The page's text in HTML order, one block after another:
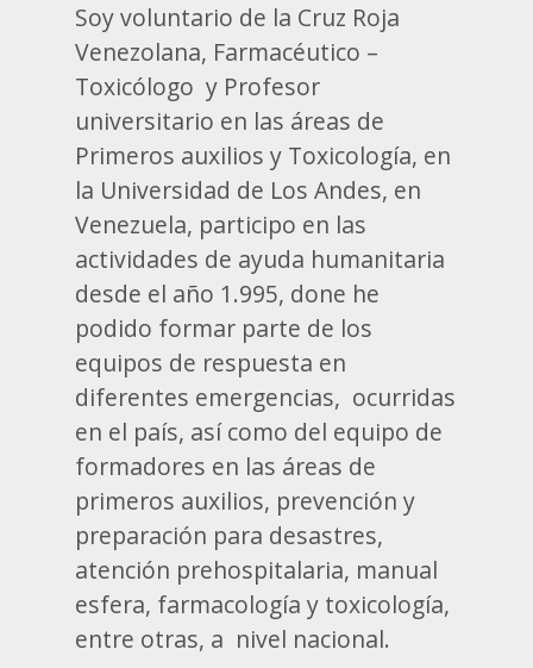
Soy voluntario de la Cruz Roja
Venezolana, Farmacéutico –
Toxicólogo y Profesor
universitario en las áreas de
Primeros auxilios y Toxicología, en
la Universidad de Los Andes, en
Venezuela, participo en las
actividades de ayuda humanitaria
desde el año 1.995, done he
podido formar parte de los
equipos de respuesta en
diferentes emergencias, ocurridas
en el país, así como del equipo de
formadores en las áreas de
primeros auxilios, prevención y
preparación para desastres,
atención prehospitalaria, manual
esfera, farmacología y toxicología,
entre otras, a nivel nacional.